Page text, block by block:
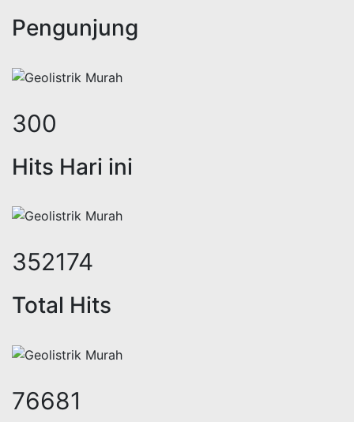
Pengunjung
380
Hits Hari ini
445898
Total Hits
97088